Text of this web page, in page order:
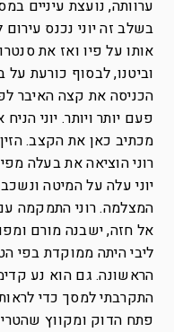
ערוותה, נועצת עיניים
בשלב זה יוני נכנס
אותו על פיו ואז את
וביטנו, לבסוף כורעת
הכניסה את קצה האיבר
פעם יותר ויותר. יוני
מכתיב כאן את הקצב.
רוני הוציאה את בעלה
יוני עלה על המיטה
המצלמה. רוני התמקמה
אל חזה, ישבנה מורם
ליבי היתה ממוקדת
הראשונה. גם הוא נע
התקרבתי למסך כדי
פתח הדוק ומקווץ